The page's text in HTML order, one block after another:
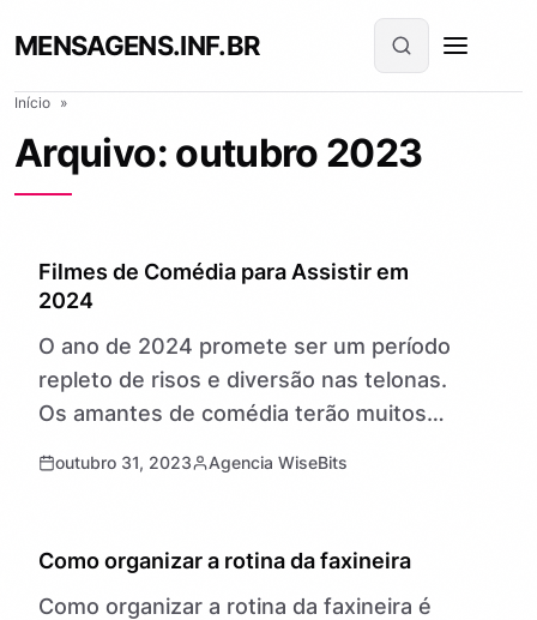
MENSAGENS.INF.BR
Início »
Arquivo: outubro 2023
GERAL
Filmes de Comédia para Assistir em
2024
O ano de 2024 promete ser um período
repleto de risos e diversão nas telonas.
Os amantes de comédia terão muitos
filmes hilariantes…
outubro 31, 2023 Agencia WiseBits
GERAL
Como organizar a rotina da faxineira
Como organizar a rotina da faxineira é